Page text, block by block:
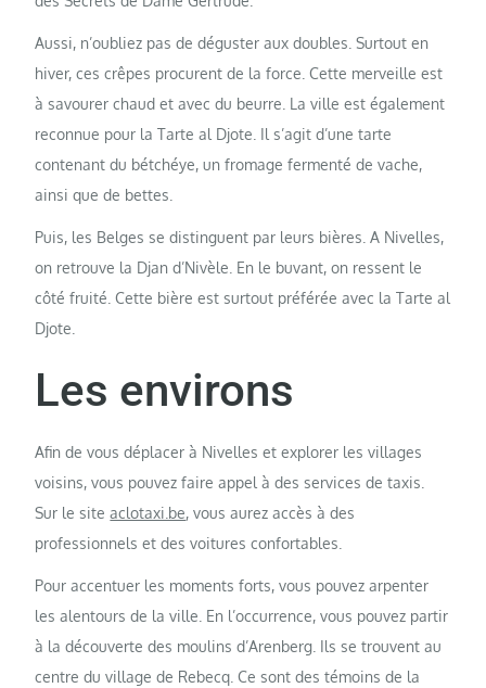
Aussi, n’oubliez pas de déguster aux doubles. Surtout en
hiver, ces crêpes procurent de la force. Cette merveille est
à savourer chaud et avec du beurre. La ville est également
reconnue pour la Tarte al Djote. Il s’agit d’une tarte
contenant du bétchéye, un fromage fermenté de vache,
ainsi que de bettes.
Puis, les Belges se distinguent par leurs bières. A Nivelles,
on retrouve la Djan d’Nivèle. En le buvant, on ressent le
côté fruité. Cette bière est surtout préférée avec la Tarte al
Djote.
Les environs
Afin de vous déplacer à Nivelles et explorer les villages
voisins, vous pouvez faire appel à des services de taxis.
Sur le siteaclotaxi.be, vous aurez accès à des
professionnels et des voitures confortables.
Pour accentuer les moments forts, vous pouvez arpenter
les alentours de la ville. En l’occurrence, vous pouvez partir
à la découverte des moulins d’Arenberg. Ils se trouvent au
centre du village de Rebecq. Ce sont des témoins de la